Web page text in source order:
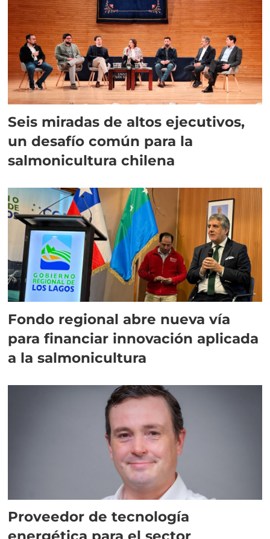
Seis miradas de altos ejecutivos,
un desafío común para la
salmonicultura chilena
Fondo regional abre nueva vía
para financiar innovación aplicada
a la salmonicultura
Proveedor de tecnología